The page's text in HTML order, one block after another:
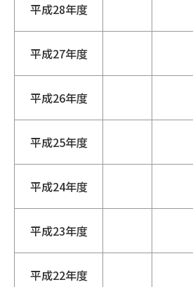
平成28年度
平成27年度
平成26年度
平成25年度
平成24年度
平成23年度
平成22年度